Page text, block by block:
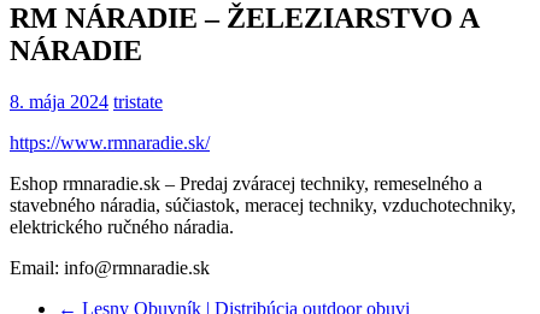
RM NÁRADIE – ŽELEZIARSTVO A
NÁRADIE
8. mája 2024 tristate
https://www.rmnaradie.sk/
Eshop rmnaradie.sk – Predaj zváracej techniky, remeselného a
stavebného náradia, súčiastok, meracej techniky, vzduchotechniky,
elektrického ručného náradia.
Email: info@rmnaradie.sk
← Lesny Obuvník | Distribúcia outdoor obuvi